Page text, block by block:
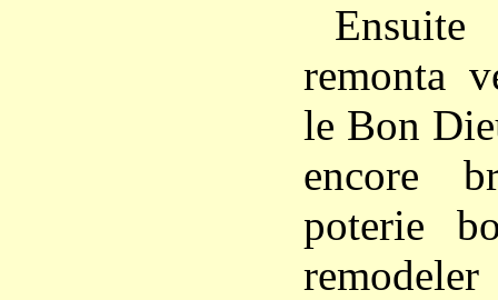
remonta
le Bon
encore
poterie